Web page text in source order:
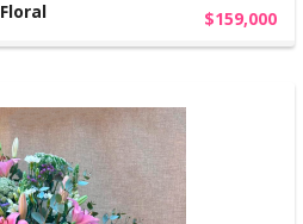
$159,000